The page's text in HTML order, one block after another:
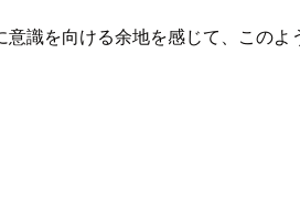
識を向ける余地を感じて、このよ